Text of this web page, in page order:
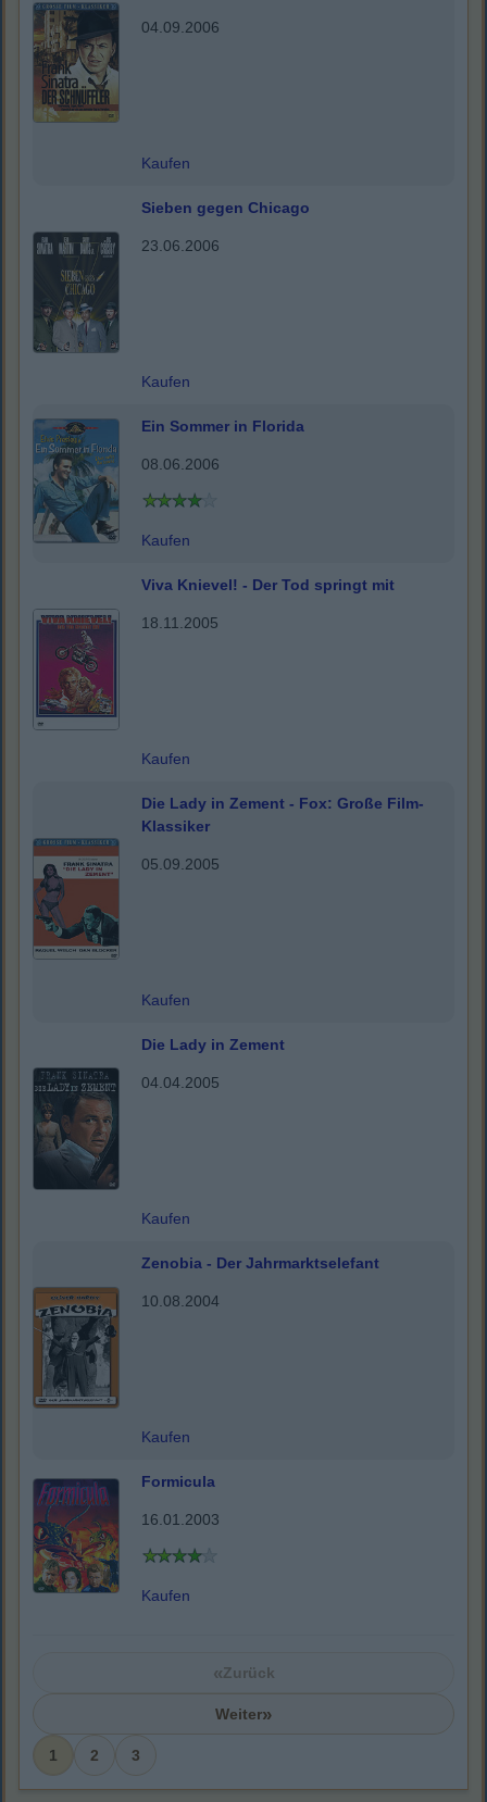
04.09.2006
Kaufen
Sieben gegen Chicago
23.06.2006
Kaufen
Ein Sommer in Florida
08.06.2006
Kaufen
Viva Knievel! - Der Tod springt mit
18.11.2005
Kaufen
Die Lady in Zement - Fox: Große Film-
Klassiker
05.09.2005
Kaufen
Die Lady in Zement
04.04.2005
Kaufen
Zenobia - Der Jahrmarktselefant
10.08.2004
Kaufen
Formicula
16.01.2003
Kaufen
«Zurück
1 2 3
Weiter»